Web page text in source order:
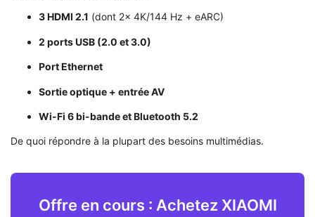
3 HDMI 2.1 (dont 2x 4K/144 Hz + eARC)
2 ports USB (2.0 et 3.0)
Port Ethernet
Sortie optique + entrée AV
Wi-Fi 6 bi-bande et Bluetooth 5.2
De quoi répondre à la plupart des besoins multimédias.
Offre en cours : Achetez XIAOMI